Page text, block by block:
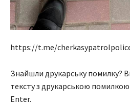
https://t.me/
Знайшли друкарську помилку?
тексту з друкарською
Enter.